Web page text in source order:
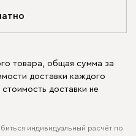
товара, общая сумма за
доставки каждого
доставки не
индивидуальный расчёт по